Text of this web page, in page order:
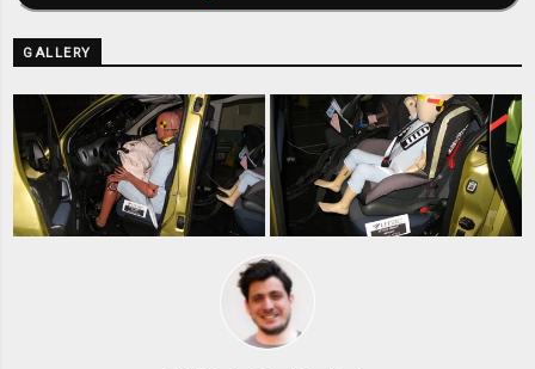
GALLERY